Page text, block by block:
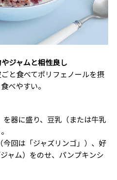
ジャムと相性良し
と食べてポリフェノールを摂
べやすい。
器に盛り、豆乳（または牛乳
回は「ジャズリンゴ」）、好
ャム）をのせ、パンプキンシ